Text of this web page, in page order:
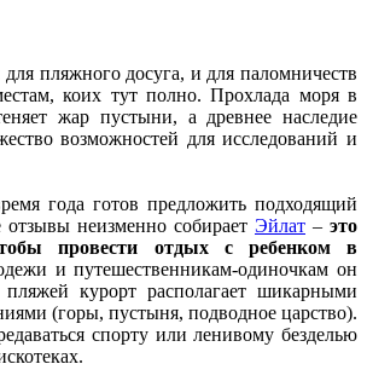
пляжного досуга, и для паломничеств
коих тут полно. Прохлада моря в
жар пустыни, а древнее наследие
возможностей для исследований и
года готов предложить подходящий
неизменно собирает Эйлат – это
провести отдых с ребенком в
и путешественникам-одиночкам он
курорт располагает шикарными
(горы, пустыня, подводное царство).
спорту или ленивому безделью